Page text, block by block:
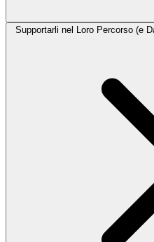
Supportarli nel Loro Percorso (e